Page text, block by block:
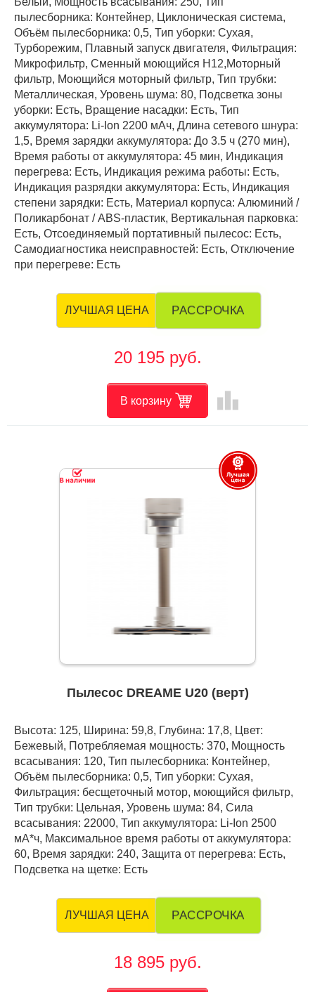
пылесборника: Контейнер, Циклоническая система,
Объём пылесборника: 0,5, Тип уборки: Сухая,
Турборежим, Плавный запуск двигателя, Фильтрация:
Микрофильтр, Сменный моющийся H12,Моторный
фильтр, Моющийся моторный фильтр, Тип трубки:
Металлическая, Уровень шума: 80, Подсветка зоны
уборки: Есть, Вращение насадки: Есть, Тип
аккумулятора: Li-Ion 2200 мАч, Длина сетевого шнура:
1,5, Время зарядки аккумулятора: До 3.5 ч (270 мин),
Время работы от аккумулятора: 45 мин, Индикация
перегрева: Есть, Индикация режима работы: Есть,
Индикация разрядки аккумулятора: Есть, Индикация
степени зарядки: Есть, Материал корпуса: Алюминий /
Поликарбонат / ABS-пластик, Вертикальная парковка:
Есть, Отсоединяемый портативный пылесос: Есть,
Самодиагностика неисправностей: Есть, Отключение
при перегреве: Есть
ЛУЧШАЯ ЦЕНА РАССРОЧКА
20 195 руб.
В корзину leaderboard
Пылесос DREAME U20 (верт)
Высота: 125, Ширина: 59,8, Глубина: 17,8, Цвет:
Бежевый, Потребляемая мощность: 370, Мощность
всасывания: 120, Тип пылесборника: Контейнер,
Объём пылесборника: 0,5, Тип уборки: Сухая,
Фильтрация: бесщеточный мотор, моющийся фильтр,
Тип трубки: Цельная, Уровень шума: 84, Сила
всасывания: 22000, Тип аккумулятора: Li-Ion 2500
мА*ч, Максимальное время работы от аккумулятора:
60, Время зарядки: 240, Защита от перегрева: Есть,
Подсветка на щетке: Есть
ЛУЧШАЯ ЦЕНА РАССРОЧКА
18 895 руб.